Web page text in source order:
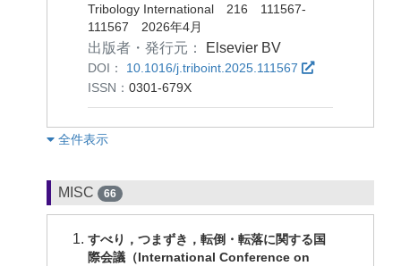
Tribology International 216 111567-
111567 2026年4月
出版者・発行元： Elsevier BV
DOI：
10.1016/j.triboint.2025.111567
ISSN： 0301-679X
︎全件表示
MISC 66
すべり，つまずき，転倒・転落に関する国
際会議（International Conference on